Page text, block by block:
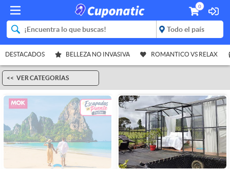
0
DESTACADOS BELLEZA NO INVASIVA ROMANTICO VS RELAX
VER CATEGORÍAS